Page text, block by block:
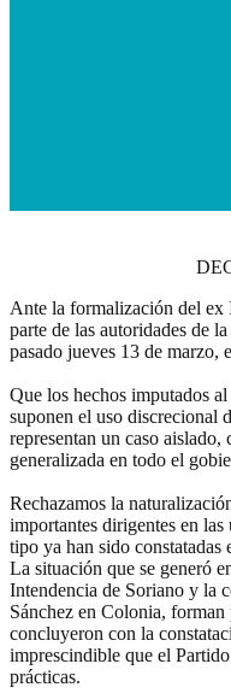
Ante la formalización del ex
parte de las autoridades de
pasado jueves 13 de marzo,
Que los hechos imputados
suponen el uso discrecional
representan un caso
generalizada en todo el
Rechazamos la
importantes dirigentes en
tipo ya han sido constatadas
La situación que se generó
Intendencia de Soriano y la
Sánchez en Colonia, forman
concluyeron con la
imprescindible que el
prácticas.